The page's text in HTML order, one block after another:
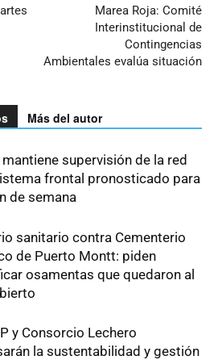
Marea Roja: Comité
Interinstitucional de
Contingencias
Ambientales evalúa situación
Más del autor
mantiene supervisión de la red
frontal pronosticado para
de semana
sanitario contra Cementerio
de Puerto Montt: piden
osamentas que quedaron al
y Consorcio Lechero
la sustentabilidad y gestión